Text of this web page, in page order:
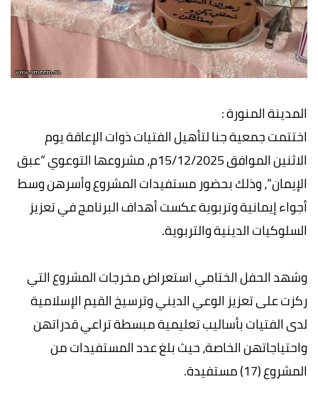
المدينة المنورة :
اختتمت جمعية جنا لتأهيل الفتيات ذوات الإعاقة يوم
الاثنين الموافق 15/12/2025م، مشروعها التوعوي “عبق
الإيمان”، وذلك بحضور مستفيدات المشروع وأسرهن وسط
أجواء إيمانية وتربوية عكست أهداف البرنامج في تعزيز
السلوكيات الدينية والتربوية.
وشهد الحفل الختامي استعراض مخرجات المشروع التي
ركزت على تعزيز الوعي الديني وترسيخ القيم الإسلامية
لدى الفتيات بأساليب تعليمية مبسطة تراعي قدراتهن
واحتياجاتهن الخاصة، حيث بلغ عدد المستفيدات من
المشروع (17) مستفيدة.